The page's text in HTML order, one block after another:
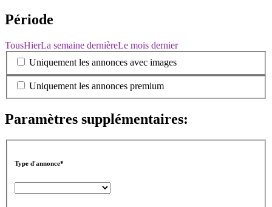
Période
TousHierLa semaine dernièreLe mois dernier
Uniquement les annonces avec images
Uniquement les annonces premium
Paramètres supplémentaires:
Type d'annonce*